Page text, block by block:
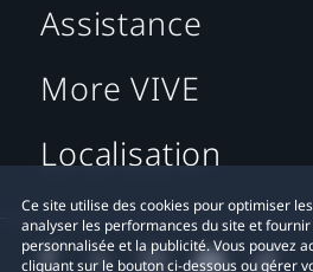
Ce site utilise des cookies pour optimiser
analyser les performances du site et
personnalisée et la publicité. Vous pouvez
cliquant sur le bouton ci-dessous ou gérer
Assistance
More VIVE
Localisation